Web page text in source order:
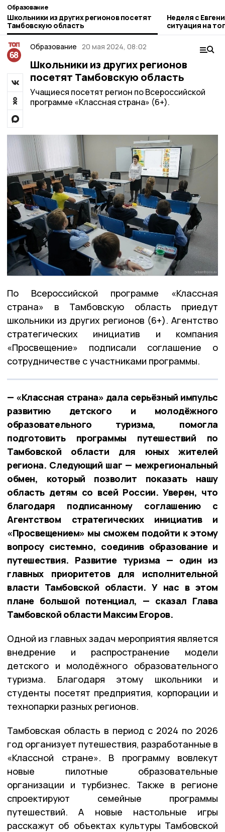
Образование
Школьники из других регионов посетят
Тамбовскую область
Неделя с
ситуация на
городе и
Образование 20 мая 2024, 08:02
Школьники из других регионов
посетят Тамбовскую область
Учащиеся посетят регион по Всероссийской
программе «Классная страна» (6+).
По Всероссийской программе «Классная
страна» в Тамбовскую область приедут
школьники из других регионов (6+). Агентство
стратегических инициатив и компания
«Просвещение» подписали соглашение о
сотрудничестве с участниками программы.
— «Классная страна» дала серьёзный импульс
развитию детского и молодёжного
образовательного туризма, помогла
подготовить программы путешествий по
Тамбовской области для юных жителей
региона. Следующий шаг — межрегиональный
обмен, который позволит показать нашу
область детям со всей России. Уверен, что
благодаря подписанному соглашению с
Агентством стратегических инициатив и
«Просвещением» мы сможем подойти к этому
вопросу системно, соединив образование и
путешествия. Развитие туризма — один из
главных приоритетов для исполнительной
власти Тамбовской области. У нас в этом
плане большой потенциал, — сказал Глава
Тамбовской области Максим Егоров.
Одной из главных задач мероприятия является
внедрение и распространение модели
детского и молодёжного образовательного
туризма. Благодаря этому школьники и
студенты посетят предприятия, корпорации и
технопарки разных регионов.
Тамбовская область в период с 2024 по 2026
год организует путешествия, разработанные в
«Классной стране». В программу вовлекут
новые пилотные образовательные
организации и турбизнес. Также в регионе
спроектируют семейные программы
путешествий. А новые настольные игры
расскажут об объектах культуры Тамбовской